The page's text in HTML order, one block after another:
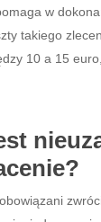
w
takiego
10 a 15